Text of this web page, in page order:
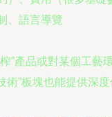
、語言導覽
”產品或對某個工藝
術”板塊也能提供深